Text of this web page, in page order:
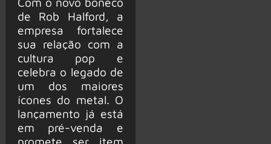
de Rob Halford, a
empresa fortalece
sua relação com a
cultura pop e
celebra o legado de
um dos maiores
ícones do metal. O
lançamento já está
em pré-venda e